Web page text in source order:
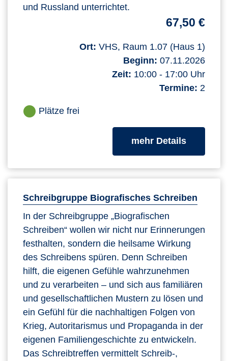
und Russland unterrichtet.
67,50 €
Ort: VHS, Raum 1.07 (Haus 1)
Beginn: 07.11.2026
Zeit: 10:00 - 17:00 Uhr
Termine: 2
Plätze frei
mehr Detailszum
Schreibgruppe Biografisches Schreiben
In der Schreibgruppe „Biografischen
Schreiben“ wollen wir nicht nur Erinnerungen
festhalten, sondern die heilsame Wirkung
des Schreibens spüren. Denn Schreiben
hilft, die eigenen Gefühle wahrzunehmen
und zu verarbeiten – und sich aus familiären
und gesellschaftlichen Mustern zu lösen und
ein Gefühl für die nachhaltigen Folgen von
Krieg, Autoritarismus und Propaganda in der
eigenen Familiengeschichte zu entwickeln.
Das Schreibtreffen vermittelt Schreib-,